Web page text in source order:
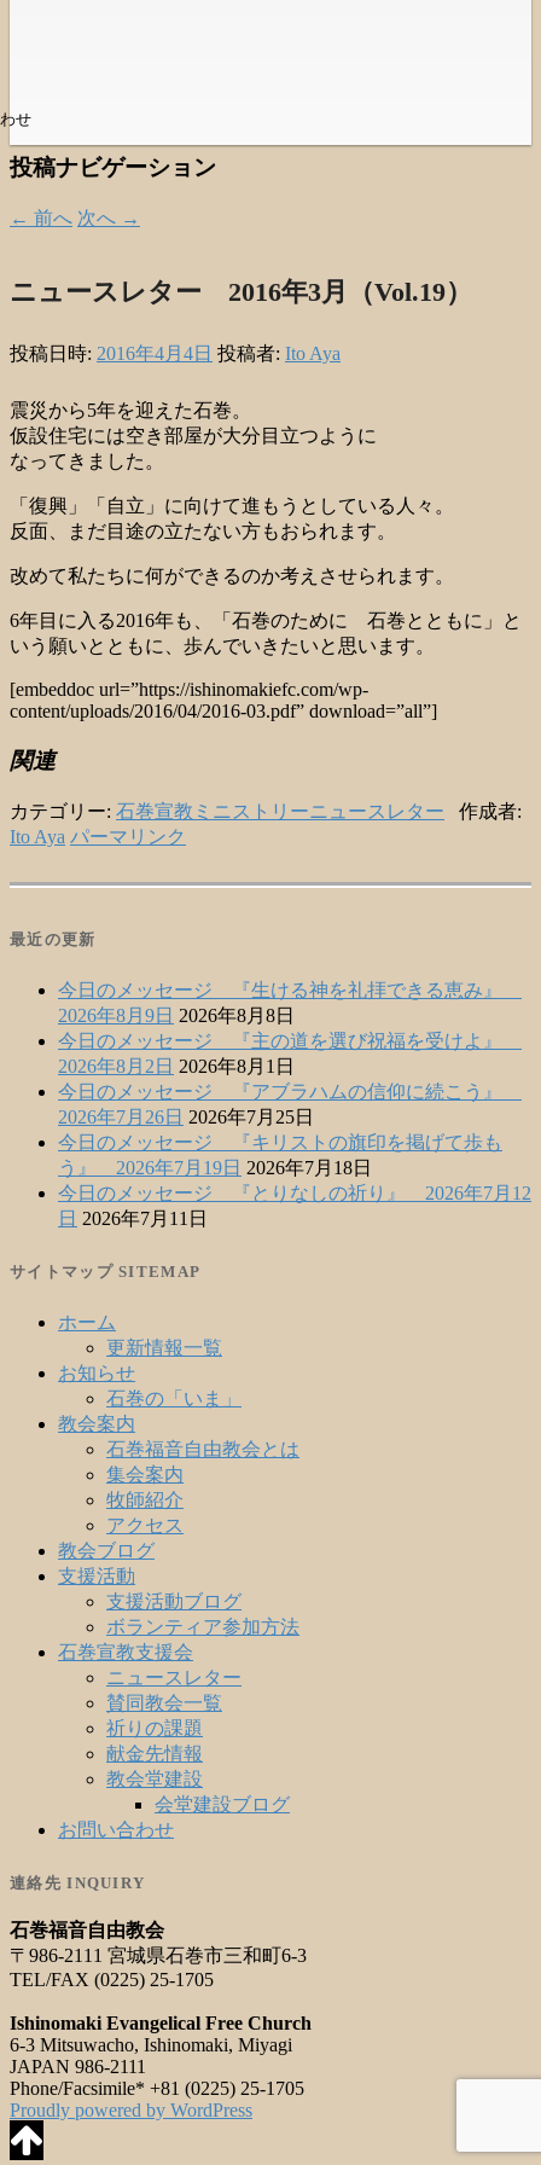
せ
投稿ナビゲーション
← 前へ 次へ →
ニュースレター 2016年3月（Vol.19）
投稿日時: 2016年4月4日 投稿者: Ito Aya
震災から5年を迎えた石巻。
仮設住宅には空き部屋が大分目立つように
なってきました。
「復興」「自立」に向けて進もうとしている人々。
反面、まだ目途の立たない方もおられます。
改めて私たちに何ができるのか考えさせられます。
6年目に入る2016年も、「石巻のために 石巻とともに」と
いう願いとともに、歩んでいきたいと思います。
[embeddoc url=”https://ishinomakiefc.com/wp-
content/uploads/2016/04/2016-03.pdf” download=”all”]
関連
カテゴリー: 石巻宣教ミニストリーニュースレター 作成者:
Ito Aya パーマリンク
最近の更新
今日のメッセージ 『生ける神を礼拝できる恵み』
2026年8月9日 2026年8月8日
今日のメッセージ 『主の道を選び祝福を受けよ』
2026年8月2日 2026年8月1日
今日のメッセージ 『アブラハムの信仰に続こう』
2026年7月26日 2026年7月25日
今日のメッセージ 『キリストの旗印を掲げて歩も
う』 2026年7月19日 2026年7月18日
今日のメッセージ 『とりなしの祈り』 2026年7月12
日 2026年7月11日
サイトマップ SITEMAP
ホーム
更新情報一覧
お知らせ
石巻の「いま」
教会案内
石巻福音自由教会とは
集会案内
牧師紹介
アクセス
教会ブログ
支援活動
支援活動ブログ
ボランティア参加方法
石巻宣教支援会
ニュースレター
賛同教会一覧
祈りの課題
献金先情報
教会堂建設
会堂建設ブログ
お問い合わせ
連絡先 INQUIRY
石巻福音自由教会
〒986-2111 宮城県石巻市三和町6-3
TEL/FAX (0225) 25-1705
Ishinomaki Evangelical Free Church
6-3 Mitsuwacho, Ishinomaki, Miyagi
JAPAN 986-2111
Phone/Facsimile* +81 (0225) 25-1705
Proudly powered by WordPress